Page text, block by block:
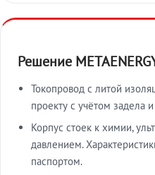
Решение
Токопровод с литой
проекту с учётом задела
Корпус стоек к химии,
давлением.
паспортом.